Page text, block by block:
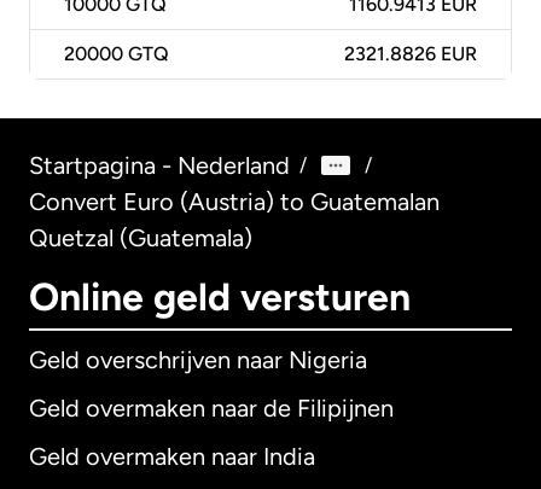
10000 GTQ 1160.9413 EUR
20000 GTQ 2321.8826 EUR
Startpagina - Nederland / /
Convert Euro (Austria) to Guatemalan
Quetzal (Guatemala)
Online geld versturen
Geld overschrijven naar Nigeria
Geld overmaken naar de Filipijnen
Geld overmaken naar India